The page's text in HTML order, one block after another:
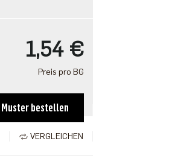
1,54 €
Preis pro BG
Muster bestellen
VERGLEICHEN